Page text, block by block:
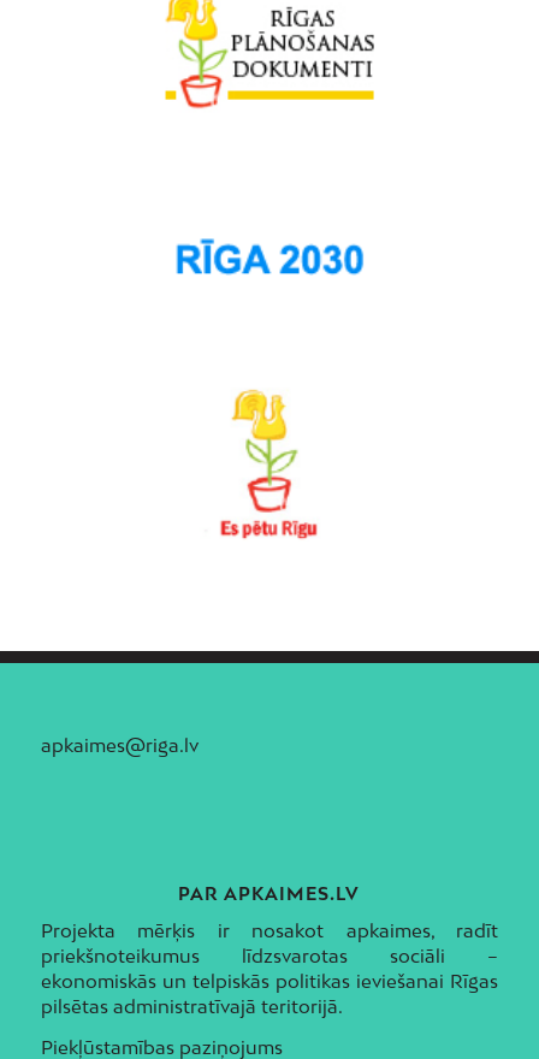
apkaimes@riga.lv
PAR APKAIMES.LV
Projekta mērķis ir nosakot apkaimes, radīt
priekšnoteikumus līdzsvarotas sociāli –
ekonomiskās un telpiskās politikas ieviešanai Rīgas
pilsētas administratīvajā teritorijā.
Piekļūstamības paziņojums